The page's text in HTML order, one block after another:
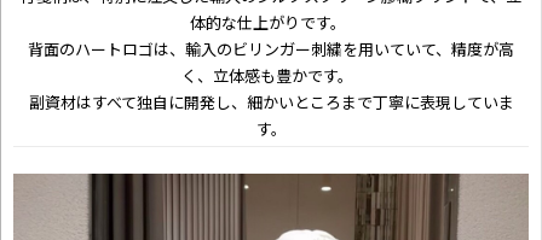
体的な仕上がりです。
背面のハートロゴは、輸入のビリンガー刺繍を用いていて、精度が高
く、立体感も豊かです。
副資材はすべて独自に開発し、細かいところまで丁寧に表現していま
す。